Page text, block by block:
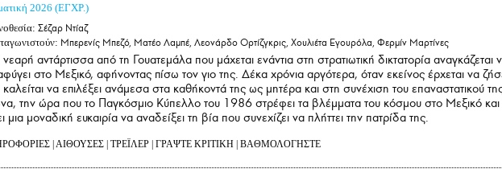
2026 (ΕΓΧΡ.)
Σέζαρ Ντίαζ
Μπερενίς Μπεζό, Ματέο Λαμπέ, Λεονάρδο Ορτίζγκρις, Χουλιέτα Εγουρόλα, Φερμίν Μαρτίνες
αντάρτισσα από τη Γουατεμάλα που μάχεται ενάντια στη στρατιωτική δικτατορία αναγκάζεται
στο Μεξικό, αφήνοντας πίσω τον γιο της. Δέκα χρόνια αργότερα, όταν εκείνος έρχεται να
καλείται να επιλέξει ανάμεσα στα καθήκοντά της ως μητέρα και στη συνέχιση του επαναστατικού
την ώρα που το Παγκόσμιο Κύπελλο του 1986 στρέφει τα βλέμματα του κόσμου στο Μεξικό και
μια μοναδική ευκαιρία να αναδείξει τη βία που συνεχίζει να πλήττει την πατρίδα της.
ΑΙΘΟΥΣΕΣ ΤΡΕΪΛΕΡ ΓΡΑΨΤΕ ΚΡΙΤΙΚΗ ΒΑΘΜΟΛΟΓΗΣΤΕ